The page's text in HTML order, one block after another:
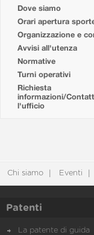
Dove siamo
Orari apertura
Organizzazione e
Avvisi all'utenza
Normative
Turni operativi
Richiesta
informazioni/
l'ufficio
Chi siamo Eventi
Patenti
La patente di guida